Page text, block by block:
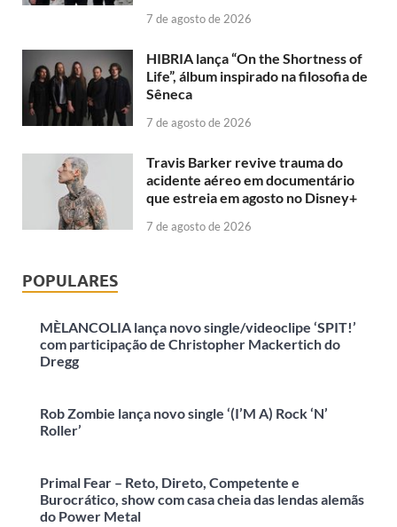
7 de agosto de 2026
HIBRIA lança “On the Shortness of
Life”, álbum inspirado na filosofia de
Sêneca
7 de agosto de 2026
Travis Barker revive trauma do
acidente aéreo em documentário
que estreia em agosto no Disney+
7 de agosto de 2026
POPULARES
MÈLANCOLIA lança novo single/videoclipe ‘SPIT!’
com participação de Christopher Mackertich do
Dregg
Rob Zombie lança novo single ‘(I’M A) Rock ‘N’
Roller’
Primal Fear – Reto, Direto, Competente e
Burocrático, show com casa cheia das lendas alemãs
do Power Metal